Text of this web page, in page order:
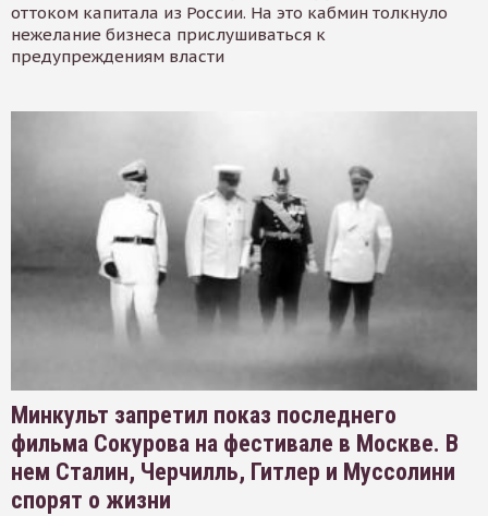
оттоком капитала из России. На это кабмин толкнуло
нежелание бизнеса прислушиваться к
предупреждениям власти
Минкульт запретил показ последнего
фильма Сокурова на фестивале в Москве. В
нем Сталин, Черчилль, Гитлер и Муссолини
спорят о жизни